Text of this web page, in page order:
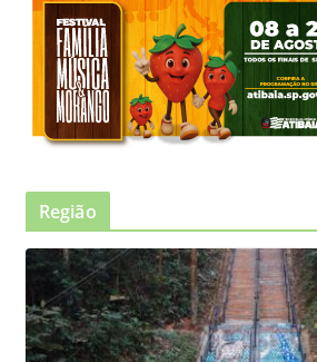
Região